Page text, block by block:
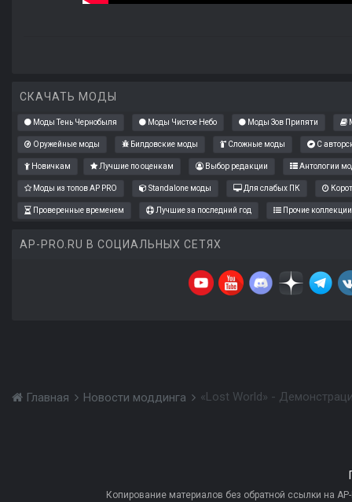
СКАЧАТЬ МОДЫ
Моды Тень Чернобыля Моды Чистое Небо Моды Зов Припяти
Оружейные моды Билдовские моды Сложные моды С
Новичкам Лучшие по оценкам Выбор редакции Антологии
Моды из топов AP PRO Standalone моды Для слабых ПК
Проверенные временем Лучшие за последний год Прочие коллекции
AP-PRO.RU В СОЦИАЛЬНЫХ СЕТЯХ
Главная Новости моддинга «Lost World» -
Копирование материалов без обратной ссылки на